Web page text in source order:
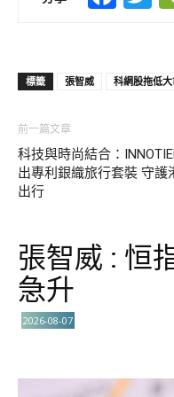
標籤 張智威 科網股拖低
前一篇文章
科技與時尚結合：
出專利銀織旅行套裝 守護
出行
張智威 : 恒
急升
2026-08-07